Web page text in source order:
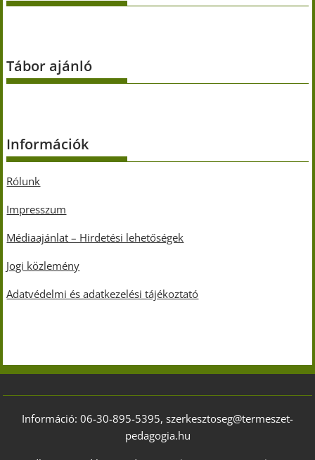
Tábor ajánló
Információk
Rólunk
Impresszum
Médiaajánlat – Hirdetési lehetőségek
Jogi közlemény
Adatvédelmi és adatkezelési tájékoztató
Információ: 06-30-895-5395, szerkesztoseg@termeszet-
pedagogia.hu